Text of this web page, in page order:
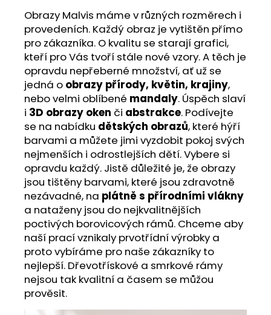
Obrazy Malvis máme v různých rozměrech i
provedeních. Každý obraz je vytištěn přímo
pro zákazníka. O kvalitu se starají grafici,
kteří pro Vás tvoří stále nové vzory. A těch je
opravdu nepřeberné množství, ať už se
jedná o obrazy přírody, květin, krajiny,
nebo velmi oblíbené mandaly. Úspěch slaví
i 3D obrazy oken či abstrakce. Podívejte
se na nabídku dětských obrazů, které hýří
barvami a můžete jimi vyzdobit pokoj svých
nejmenších i odrostlejších dětí. Vybere si
opravdu každý. Jistě důležité je, že obrazy
jsou tištěny barvami, které jsou zdravotně
nezávadné, na plátně s přírodními vlákny
a nataženy jsou do nejkvalitnějších
poctivých borovicových rámů. Chceme aby
naší prací vznikaly prvotřídní výrobky a
proto vybíráme pro naše zákazníky to
nejlepší. Dřevotřískové a smrkové rámy
nejsou tak kvalitní a časem se můžou
prověsit.